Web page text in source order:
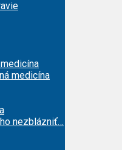
medicína
nezblázniť…